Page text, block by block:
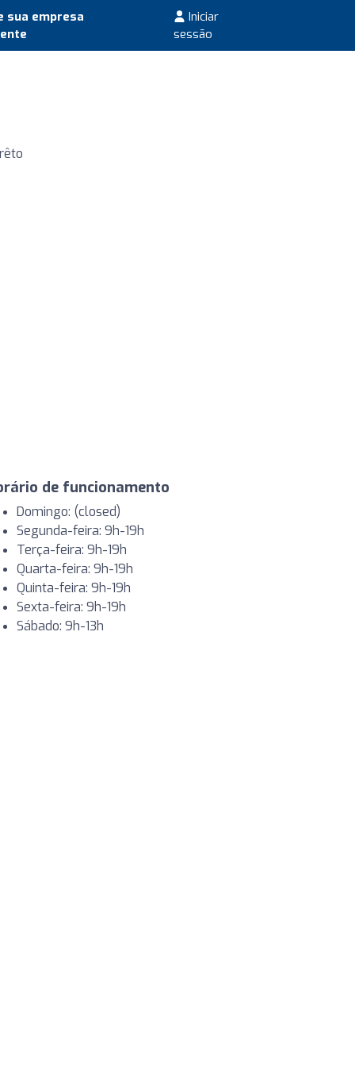
sua empresa
Iniciar
sessão
de funcionamento
Domingo: (closed)
Segunda-feira: 9h-19h
Terça-feira: 9h-19h
Quarta-feira: 9h-19h
Quinta-feira: 9h-19h
Sexta-feira: 9h-19h
Sábado: 9h-13h